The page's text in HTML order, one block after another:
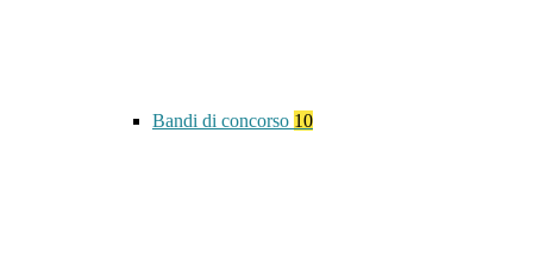
Bandi di concorso 10